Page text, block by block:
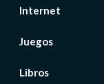
Internet
Juegos
Libros